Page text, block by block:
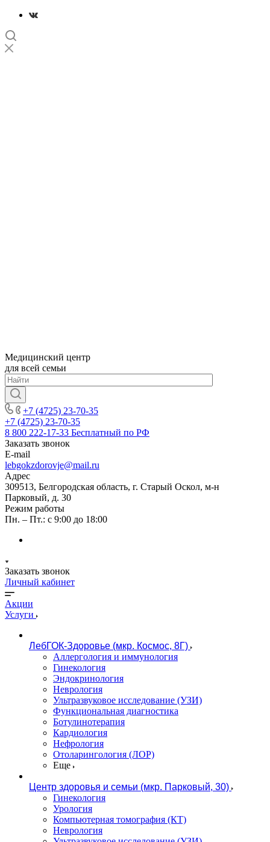
Медицинский центр
для всей семьи
+7 (4725) 23-70-35
+7 (4725) 23-70-35
8 800 222-17-33 Бесплатный по РФ
Заказать звонок
E-mail
lebgokzdorovje@mail.ru
Адрес
309513, Белгородская область, г. Старый Оскол, м-н
Парковый, д. 30
Режим работы
Пн. – Пт.: с 9:00 до 18:00
Заказать звонок
Личный кабинет
Акции
Услуги
ЛебГОК-Здоровье (мкр. Космос, 8Г)
Аллергология и иммунология
Гинекология
Эндокринология
Неврология
Ультразвуковое исследование (УЗИ)
Функциональная диагностика
Ботулинотерапия
Кардиология
Нефрология
Отоларингология (ЛОР)
Еще
Центр здоровья и семьи (мкр. Парковый, 30)
Гинекология
Урология
Компьютерная томография (КТ)
Неврология